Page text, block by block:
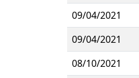
09/04/2021
09/04/2021
08/10/2021